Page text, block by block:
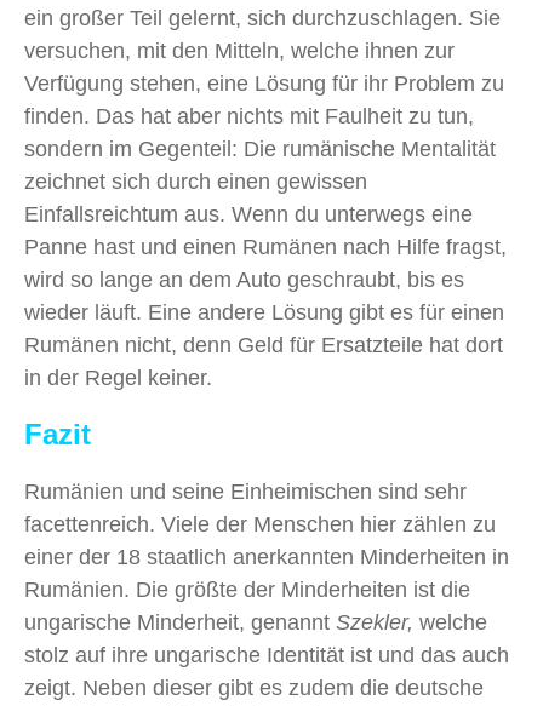
ein großer Teil gelernt, sich durchzuschlagen. Sie
versuchen, mit den Mitteln, welche ihnen zur
Verfügung stehen, eine Lösung für ihr Problem zu
finden. Das hat aber nichts mit Faulheit zu tun,
sondern im Gegenteil: Die rumänische Mentalität
zeichnet sich durch einen gewissen
Einfallsreichtum aus. Wenn du unterwegs eine
Panne hast und einen Rumänen nach Hilfe fragst,
wird so lange an dem Auto geschraubt, bis es
wieder läuft. Eine andere Lösung gibt es für einen
Rumänen nicht, denn Geld für Ersatzteile hat dort
in der Regel keiner.
Fazit
Rumänien und seine Einheimischen sind sehr
facettenreich. Viele der Menschen hier zählen zu
einer der 18 staatlich anerkannten Minderheiten in
Rumänien. Die größte der Minderheiten ist die
ungarische Minderheit, genannt Szekler, welche
stolz auf ihre ungarische Identität ist und das auch
zeigt. Neben dieser gibt es zudem die deutsche